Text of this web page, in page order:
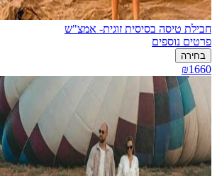
חבילת טיסה בסיסית זוגית- אמצ"ש
פרטים נוספים
בחירה
₪1660